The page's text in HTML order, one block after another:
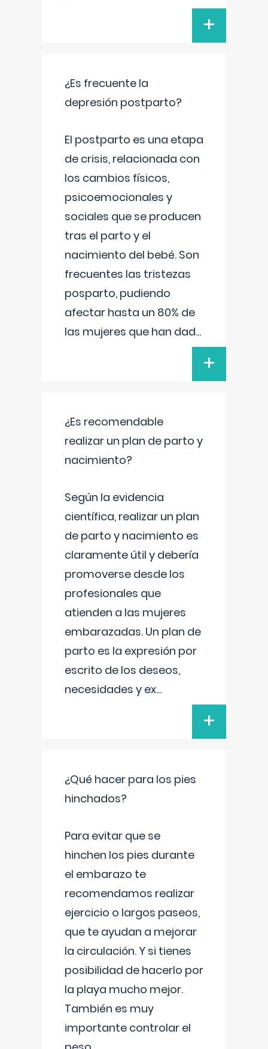
+
¿Es frecuente la
depresión postparto?
El postparto es una etapa
de crisis, relacionada con
los cambios físicos,
psicoemocionales y
sociales que se producen
tras el parto y el
nacimiento del bebé. Son
frecuentes las tristezas
posparto, pudiendo
afectar hasta un 80% de
las mujeres que han dad...
+
¿Es recomendable
realizar un plan de parto y
nacimiento?
Según la evidencia
científica, realizar un plan
de parto y nacimiento es
claramente útil y debería
promoverse desde los
profesionales que
atienden a las mujeres
embarazadas. Un plan de
parto es la expresión por
escrito de los deseos,
necesidades y ex...
+
¿Qué hacer para los pies
hinchados?
Para evitar que se
hinchen los pies durante
el embarazo te
recomendamos realizar
ejercicio o largos paseos,
que te ayudan a mejorar
la circulación. Y si tienes
posibilidad de hacerlo por
la playa mucho mejor.
También es muy
importante controlar el